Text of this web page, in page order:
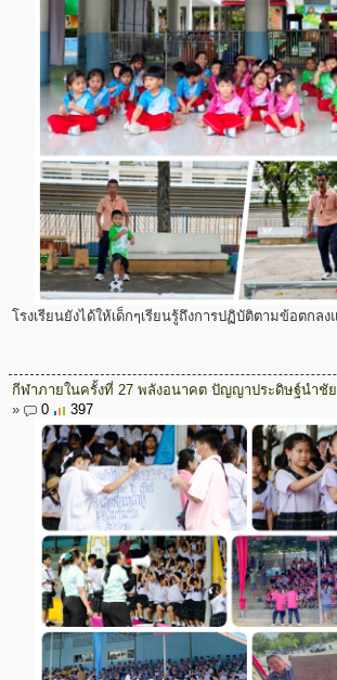
โรงเรียนยังได้ให้เด็กๆเรียนรู้ถึงการปฏิบัติตามข้อตกลง
กีฬาภายในครั้งที่ 27 พลังอนาคต ปัญญาประดิษฐ์นำชัย
»
0 397